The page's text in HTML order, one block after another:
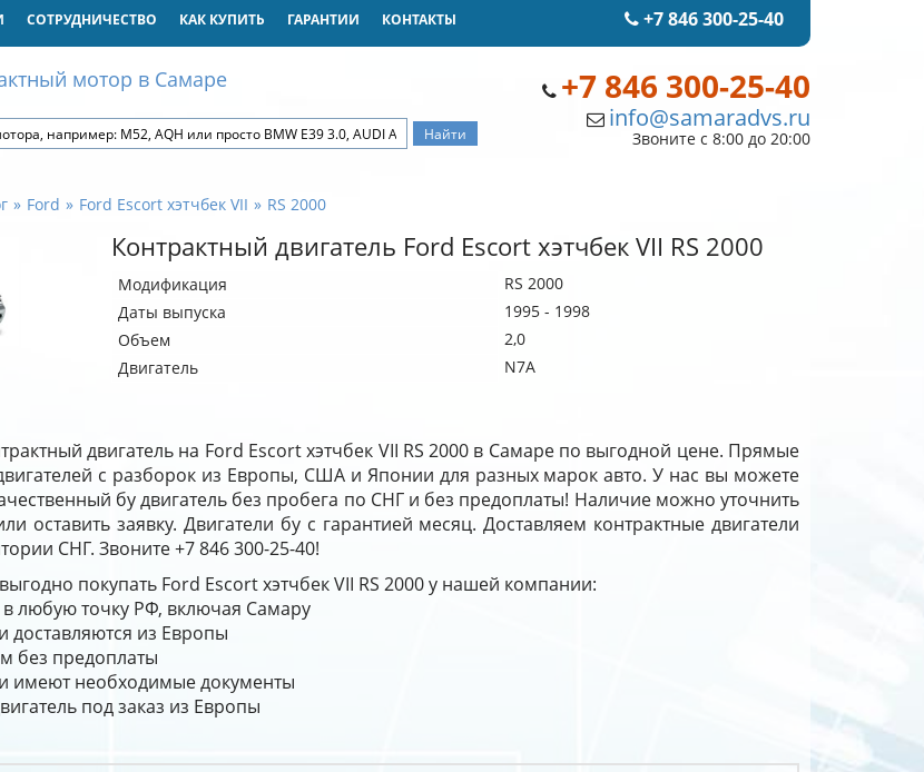
+7 846 300-25-40
СОТРУДНИЧЕСТВО КАК КУПИТЬ ГАРАНТИИ КОНТАКТЫ
+7 846 300-25-40
info@samaradvs.ru
Звоните с 8:00 до 20:00
мотор в Самаре
Ford Ford Escort хэтчбек VII RS 2000
Контрактный двигатель Ford Escort хэтчбек VII RS 2000
Модификация
RS 2000
Даты выпуска
1995 - 1998
Объем
2,0
Двигатель
N7A
двигатель на Ford Escort хэтчбек VII RS 2000 в Самаре по выгодной цене. Прямые
с разборок из Европы, США и Японии для разных марок авто. У нас вы можете
бу двигатель без пробега по СНГ и без предоплаты! Наличие можно уточнить
оставить заявку. Двигатели бу с гарантией месяц. Доставляем контрактные двигатели
СНГ. Звоните +7 846 300-25-40!
покупать Ford Escort хэтчбек VII RS 2000 у нашей компании:
любую точку РФ, включая Самару
доставляются из Европы
без предоплаты
имеют необходимые документы
под заказ из Европы